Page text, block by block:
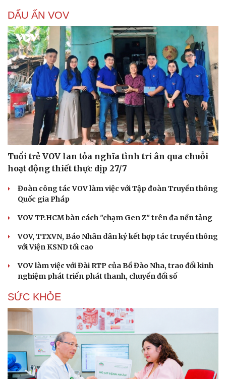
Cải chính
DẤU ẤN VOV
Tuổi trẻ VOV lan tỏa nghĩa tình tri ân qua chuỗi
hoạt động thiết thực dịp 27/7
Đoàn công tác VOV làm việc với Tập đoàn Truyền thông
Quốc gia Pháp
VOV TP.HCM bàn cách "chạm Gen Z" trên đa nền tảng
VOV, TTXVN, Báo Nhân dân ký kết hợp tác truyền thông
với Viện KSND tối cao
VOV làm việc với Đài RTP của Bồ Đào Nha, trao đổi kinh
nghiệm phát triển phát thanh, chuyển đổi số
SỨC KHỎE